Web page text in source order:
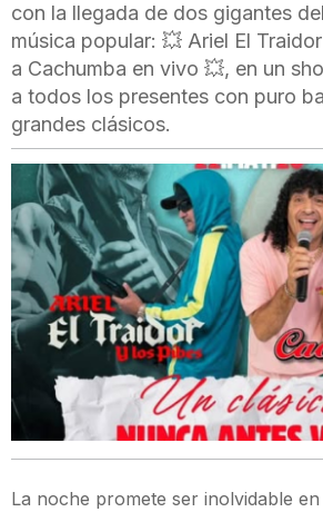
con la llegada de dos gigantes
música popular: 💥 Ariel El
a Cachumba en vivo 💥, en un
a todos los presentes con puro
grandes clásicos.
La noche promete ser inolvidable